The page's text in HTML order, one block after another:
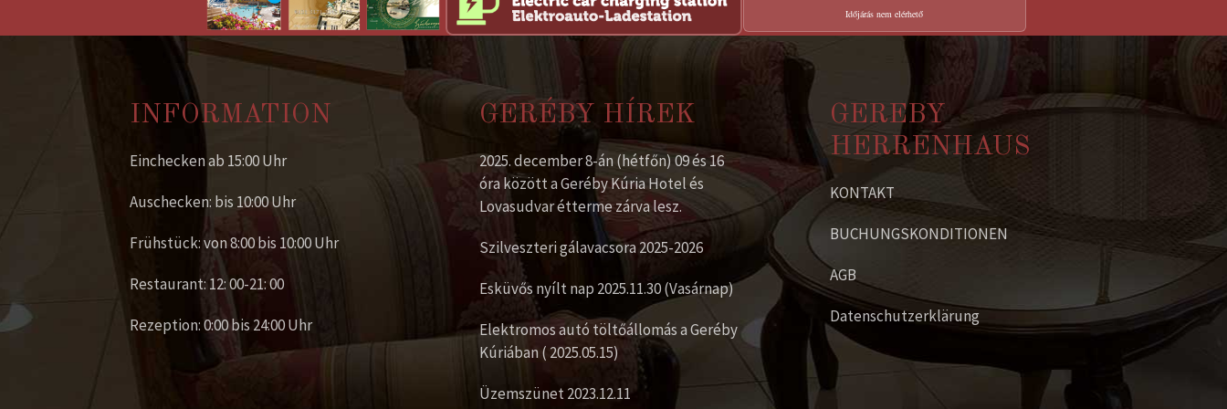
Időjárás nem elérhető
INFORMATION
Einchecken ab 15:00 Uhr
Auschecken: bis 10:00 Uhr
Frühstück: von 8:00 bis 10:00 Uhr
Restaurant: 12: 00-21: 00
Rezeption: 0:00 bis 24:00 Uhr
GERÉBY HÍREK
2025. december 8-án (hétfőn) 09 és 16
óra között a Geréby Kúria Hotel és
Lovasudvar étterme zárva lesz.
Szilveszteri gálavacsora 2025-2026
Esküvős nyílt nap 2025.11.30 (Vasárnap)
Elektromos autó töltőállomás a Geréby
Kúriában ( 2025.05.15)
Üzemszünet 2023.12.11
GEREBY
HERRENHAUS
KONTAKT
BUCHUNGSKONDITIONEN
AGB
Datenschutzerklärung